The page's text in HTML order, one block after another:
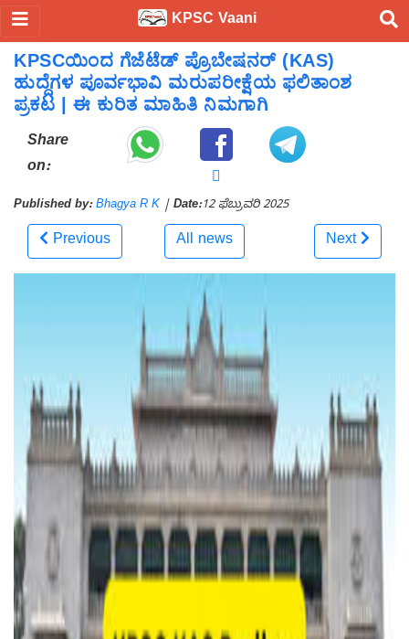
KPSC Vaani
KPSCಯಿಂದ ಗೆಜೆಟೆಡ್ ಪ್ರೊಬೇಷನರ್ (KAS)
ಹುದ್ದೆಗಳ ಪೂರ್ವಭಾವಿ ಮರುಪರೀಕ್ಷೆಯ ಫಲಿತಾಂಶ
ಪ್ರಕಟ | ಈ ಕುರಿತ ಮಾಹಿತಿ ನಿಮಗಾಗಿ
Share
on:
Published by: Bhagya R K | Date:12 ಫೆಬ್ರುವರಿ 2025
Previous All news Next